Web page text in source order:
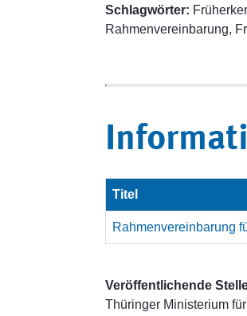
Schlagwörter:
Rahmenvereinbarung,
Titel
Rahmenvereinbarung
Veröffentlichende
Thüringer Ministerium